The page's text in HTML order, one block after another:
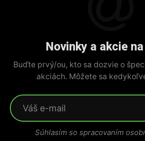
Novinky a akcie na
Buďte prvý/ou, kto sa dozvie o
akciách. Môžete sa
Súhlasím so spracovaním